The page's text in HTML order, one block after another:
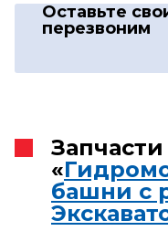
Оставьте
перезвоним
«
башни с